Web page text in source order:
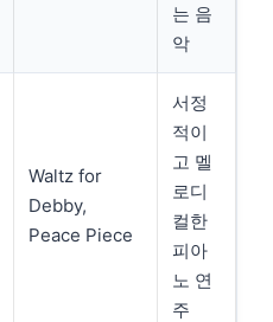
는 음
악
Waltz for
Debby,
Peace Piece
서정
적이
고 멜
로디
컬한
피아
노 연
주